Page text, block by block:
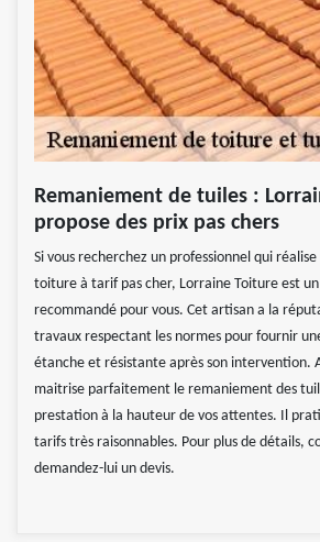
Remaniement de tuiles :
propose des prix pas chers
Si vous recherchez un professionnel qui
toiture à tarif pas cher, Lorraine Toiture est un
recommandé pour vous. Cet artisan a la
travaux respectant les normes pour fournir
étanche et résistante après son intervention.
maitrise parfaitement le remaniement des
prestation à la hauteur de vos attentes. Il
tarifs très raisonnables. Pour plus de détails,
demandez-lui un devis.